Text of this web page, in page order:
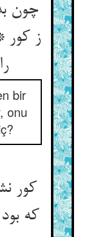
چون
ز کور
bir
onu
کور
که